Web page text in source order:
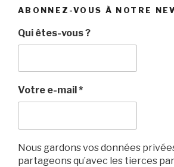
e
b
o
o
k
er
k g
ABONNEZ-VOUS À NOTRE
Qui êtes-vous ?
Votre e-mail *
Nous gardons vos données
partageons qu’avec les tierces